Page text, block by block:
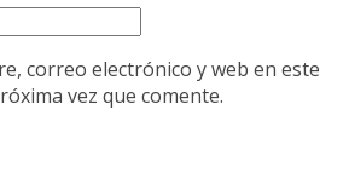
correo electrónico y web en este
vez que comente.